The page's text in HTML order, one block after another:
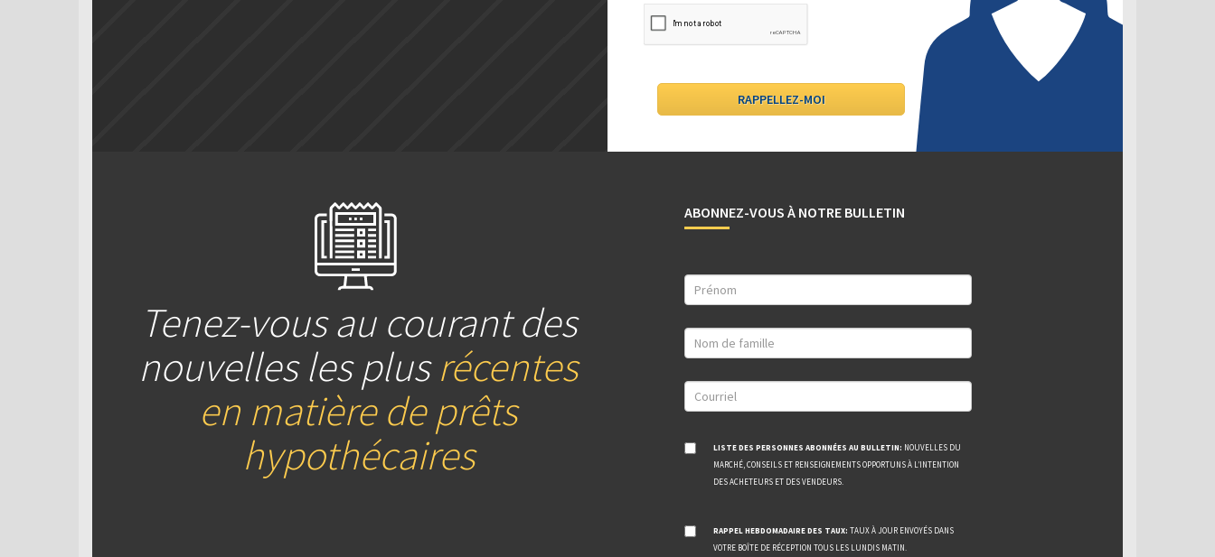
Tenez-vous au courant des
nouvelles les plusrécentes
en matière de prêts
hypothécaires
ABONNEZ-VOUS À NOTRE BULLETIN
LISTE DES PERSONNES ABONNÉES AU BULLETIN: NOUVELLES DU
MARCHÉ, CONSEILS ET RENSEIGNEMENTS OPPORTUNS À L’INTENTION
DES ACHETEURS ET DES VENDEURS.
RAPPEL HEBDOMADAIRE DES TAUX: TAUX À JOUR ENVOYÉS DANS
VOTRE BOÎTE DE RÉCEPTION TOUS LES LUNDIS MATIN.